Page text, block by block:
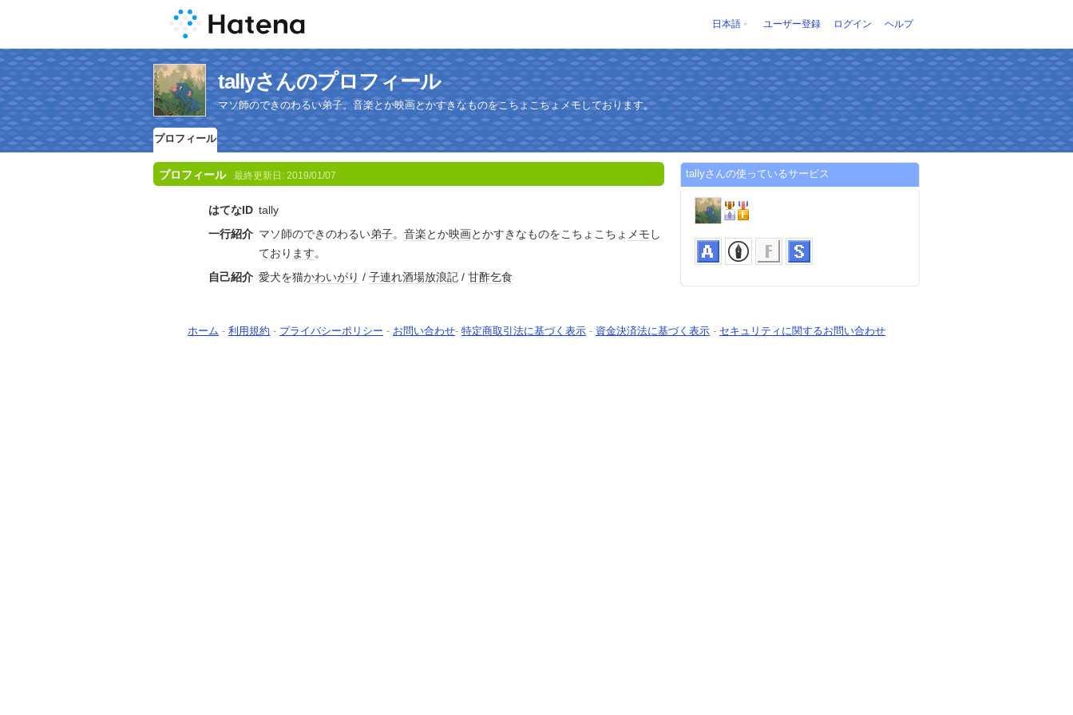
日本語 ユーザー登録 ログイン ヘルプ
tallyさんのプロフィール
マソ師のできのわるい弟子。音楽とか映画とかすきなものをこちょこちょメモしております。
プロフィール
プロフィール 最終更新日: 2019/01/07
はてなID tally
一行紹介 マソ師のできのわるい弟子。 音楽とか映画とかすきなものをこちょこちょ メモ し
ており ます。
自己紹介 愛犬を猫かわいがり / 子連れ酒場放浪記 / 甘酢乞食
tallyさんの使っているサービス
ホーム - 利用規約 - プライバシーポリシー - お問い合わせ- 特定商取引法に基づく表示 - 資金決済法に基づく表示 - セキュリティに関するお問い合わせ